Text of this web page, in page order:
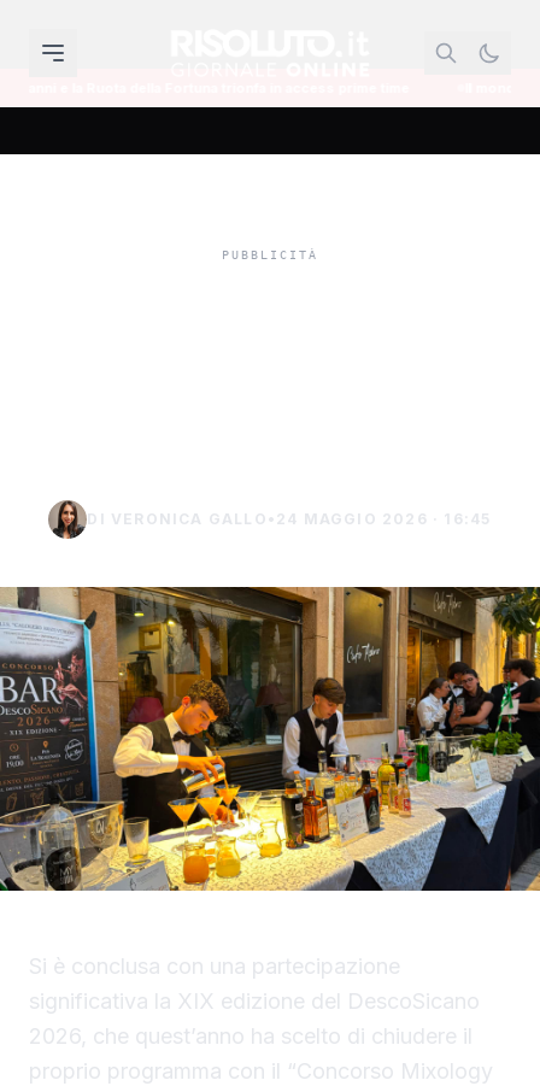
DI VERONICA GALLO • 24 MAGGIO 2026 · 16:45
Si è conclusa con una partecipazione
significativa la XIX edizione del DescoSicano
2026, che quest’anno ha scelto di chiudere il
proprio programma con il “Concorso Mixology